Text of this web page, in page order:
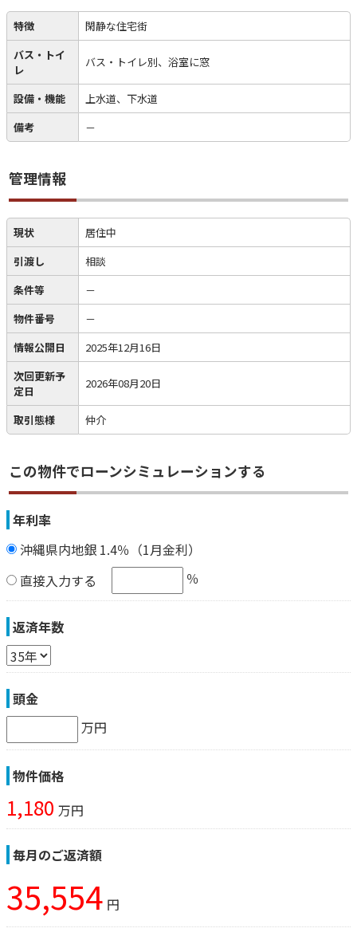
特徴
閑静な住宅街
バス・トイ
レ
バス・トイレ別、浴室に窓
設備・機能
上水道、下水道
備考
－
管理情報
現状
居住中
引渡し
相談
条件等
－
物件番号
－
情報公開日
2025年12月16日
次回更新予
定日
2026年08月20日
取引態様 仲介
この物件でローンシミュレーションする
年利率
沖縄県内地銀 1.4％（1月金利）
直接入力する
％
返済年数
頭金
万円
物件価格
1,180 万円
毎月のご返済額
35,554 円